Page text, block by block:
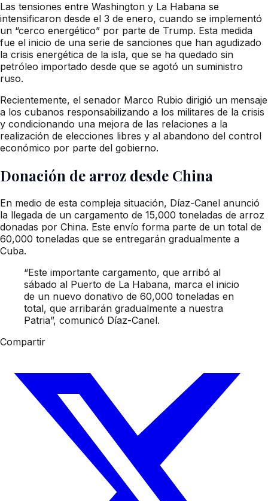
Las tensiones entre Washington y La Habana se
intensificaron desde el 3 de enero, cuando se implementó
un “cerco energético” por parte de Trump. Esta medida
fue el inicio de una serie de sanciones que han agudizado
la crisis energética de la isla, que se ha quedado sin
petróleo importado desde que se agotó un suministro
ruso.
Recientemente, el senador Marco Rubio dirigió un mensaje
a los cubanos responsabilizando a los militares de la crisis
y condicionando una mejora de las relaciones a la
realización de elecciones libres y al abandono del control
económico por parte del gobierno.
Donación de arroz desde China
En medio de esta compleja situación, Díaz-Canel anunció
la llegada de un cargamento de 15,000 toneladas de arroz
donadas por China. Este envío forma parte de un total de
60,000 toneladas que se entregarán gradualmente a
Cuba.
“Este importante cargamento, que arribó al
sábado al Puerto de La Habana, marca el inicio
de un nuevo donativo de 60,000 toneladas en
total, que arribarán gradualmente a nuestra
Patria”, comunicó Díaz-Canel.
Compartir